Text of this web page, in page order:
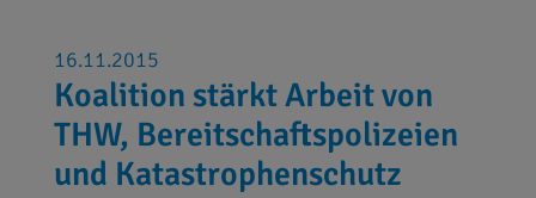
16.11.2015
Koalition stärkt Arbeit von
THW, Bereitschaftspolizeien
und Katastrophenschutz